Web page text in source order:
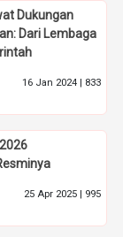
Dukungan
Dari Lembaga
16 Jan 2024 | 833
25 Apr 2025 | 995